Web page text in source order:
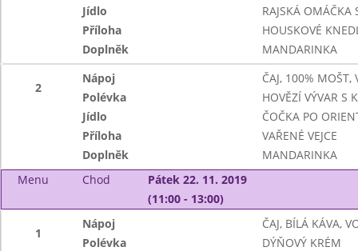
Jídlo
RAJSKÁ
Příloha
HOUSKOVÉ
Doplněk
MANDARINKA
2
Nápoj
ČAJ, 100% MOŠT,
Polévka
HOVĚZÍ VÝVAR S
Jídlo
ČOČKA PO
Příloha
VAŘENÉ VEJCE
Doplněk
MANDARINKA
Menu
Chod
Pátek 22. 11. 2019
(11:00 - 13:00)
1
Nápoj
ČAJ, BÍLÁ KÁVA,
Polévka
DÝŇOVÝ KRÉM